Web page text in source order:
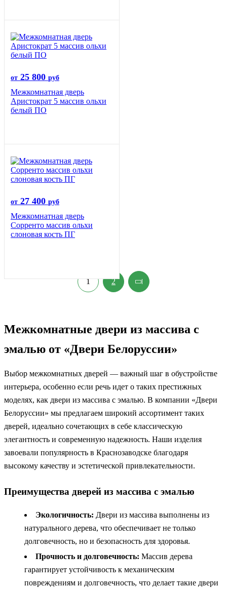
от 25 800 руб
Межкомнатная дверь
Аристократ 5 массив ольхи
белый ПО
от 27 400 руб
Межкомнатная дверь
Сорренто массив ольхи
слоновая кость ПГ
1 2
Межкомнатные двери из массива с
эмалью от «Двери Белоруссии»
Выбор межкомнатных дверей — важный шаг в обустройстве
интерьера, особенно если речь идет о таких престижных
моделях, как двери из массива с эмалью. В компании «Двери
Белоруссии» мы предлагаем широкий ассортимент таких
дверей, идеально сочетающих в себе классическую
элегантность и современную надежность. Наши изделия
завоевали популярность в Краснозаводске благодаря
высокому качеству и эстетической привлекательности.
Преимущества дверей из массива с эмалью
Экологичность: Двери из массива выполнены из
натурального дерева, что обеспечивает не только
долговечность, но и безопасность для здоровья.
Прочность и долговечность: Массив дерева
гарантирует устойчивость к механическим
повреждениям и долговечность, что делает такие двери